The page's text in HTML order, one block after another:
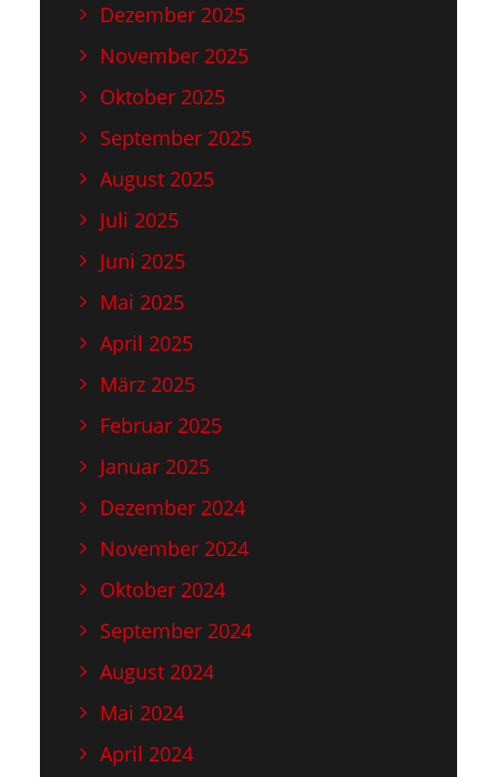
Dezember 2025
November 2025
Oktober 2025
September 2025
August 2025
Juli 2025
Juni 2025
Mai 2025
April 2025
März 2025
Februar 2025
Januar 2025
Dezember 2024
November 2024
Oktober 2024
September 2024
August 2024
Mai 2024
April 2024